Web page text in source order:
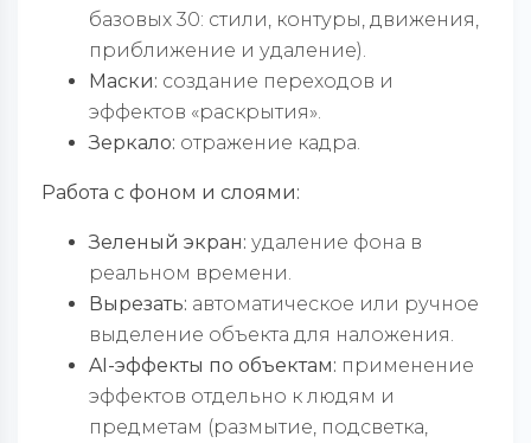
базовых 30: стили, контуры, движения,
приближение и удаление).
Маски: создание переходов и
эффектов «раскрытия».
Зеркало: отражение кадра.
Работа с фоном и слоями:
Зеленый экран: удаление фона в
реальном времени.
Вырезать: автоматическое или ручное
выделение объекта для наложения.
AI-эффекты по объектам: применение
эффектов отдельно к людям и
предметам (размытие, подсветка,